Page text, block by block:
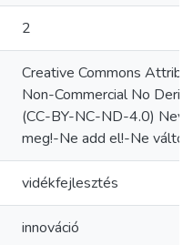
2
Creative Commons
Non-Commercial No
(CC-BY-NC-ND-4.0)
meg!-Ne add el!-Ne
vidékfejlesztés
innováció